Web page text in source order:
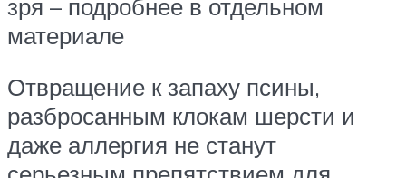
зря – подробнее в отдельном
материале
Отвращение к запаху псины,
разбросанным клокам шерсти и
даже аллергия не станут